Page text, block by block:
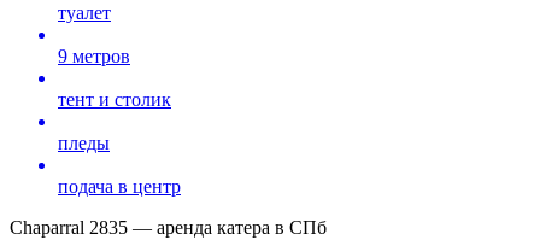
туалет
9 метров
тент и столик
пледы
подача в центр
Chaparral 2835 — аренда катера в СПб